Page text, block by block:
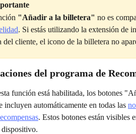
"Añadir a la billetera" no es
. Si estás utilizando la extensión de
del cliente, el icono de la billetera no
del programa de
función está habilitada, los botones
incluyen automáticamente en todas las
. Estos botones están visibles